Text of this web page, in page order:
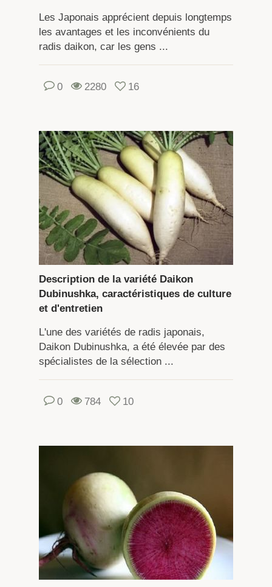
Les Japonais apprécient depuis longtemps
les avantages et les inconvénients du
radis daikon, car les gens ...
0 2280 16
Description de la variété Daikon
Dubinushka, caractéristiques de culture
et d'entretien
L'une des variétés de radis japonais,
Daikon Dubinushka, a été élevée par des
spécialistes de la sélection ...
0 784 10